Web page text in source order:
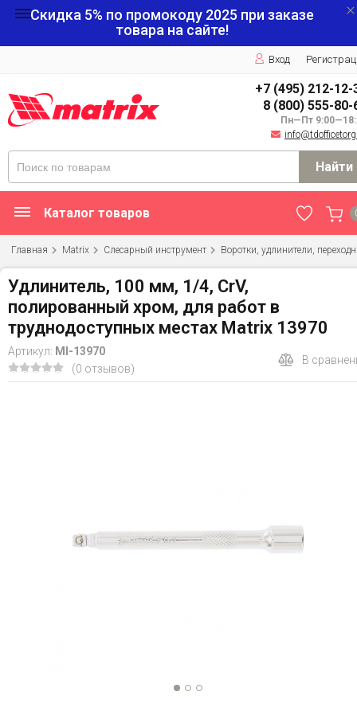
Скидка 5% по промокоду 2025 при заказе
товара на сайте!
Вход
+7 (495) 212-12-
8 (800) 555-80-
Пн—Пт
Найти
Каталог товаров
Главная Matrix Слесарный инструмент Воротки, удлинители,
Удлинитель, 100 мм, 1/4, CrV,
полированный хром, для работ в
труднодоступных местах Matrix 13970
Артикул: MI-13970
(0 отзывов)
В